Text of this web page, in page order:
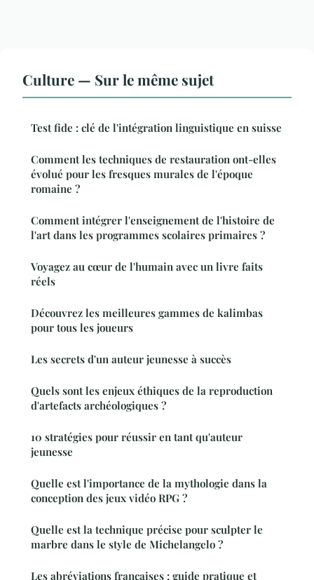
Culture — Sur le même sujet
Test fide : clé de l'intégration linguistique en suisse
Comment les techniques de restauration ont-elles
évolué pour les fresques murales de l'époque
romaine ?
Comment intégrer l'enseignement de l'histoire de
l'art dans les programmes scolaires primaires ?
Voyagez au cœur de l'humain avec un livre faits
réels
Découvrez les meilleures gammes de kalimbas
pour tous les joueurs
Les secrets d'un auteur jeunesse à succès
Quels sont les enjeux éthiques de la reproduction
d'artefacts archéologiques ?
10 stratégies pour réussir en tant qu'auteur
jeunesse
Quelle est l'importance de la mythologie dans la
conception des jeux vidéo RPG ?
Quelle est la technique précise pour sculpter le
marbre dans le style de Michelangelo ?
Les abréviations françaises : guide pratique et